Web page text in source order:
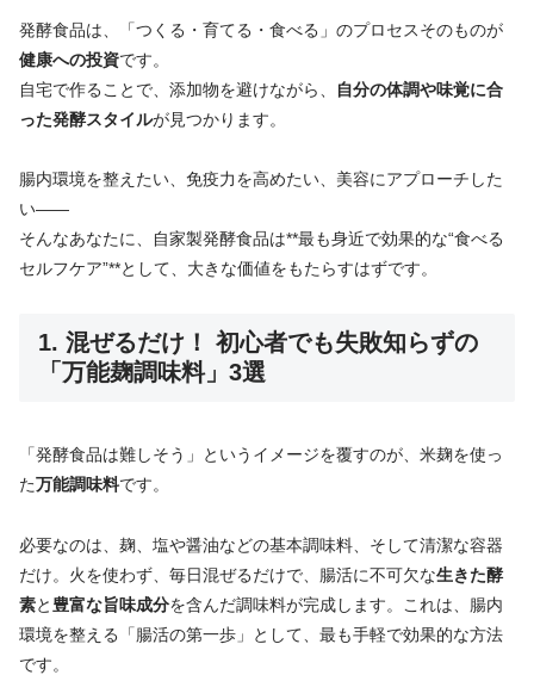
発酵食品は、「つくる・育てる・食べる」のプロセスそのものが
健康への投資です。
自宅で作ることで、添加物を避けながら、
自分の体調や味覚に合
った発酵スタイルが見つかります。
腸内環境を整えたい、免疫力を高めたい、美容にアプローチした
い――
そんなあなたに、自家製発酵食品は**最も身近で効果的な“食べる
セルフケア”**として、大きな価値をもたらすはずです。
1. 混ぜるだけ！ 初心者でも失敗知らずの
「万能麹調味料」3選
「発酵食品は難しそう」というイメージを覆すのが、米麹を使っ
た万能調味料です。
必要なのは、麹、塩や醤油などの基本調味料、そして清潔な容器
だけ。火を使わず、毎日混ぜるだけで、腸活に不可欠な生きた酵
素と 豊富な旨味成分を含んだ調味料が完成します。これは、腸内
環境を整える「腸活の第一歩」として、最も手軽で効果的な方法
です。